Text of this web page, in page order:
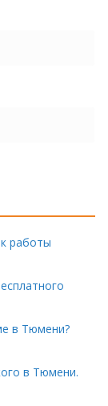
работы
в Тюмени?
в Тюмени.